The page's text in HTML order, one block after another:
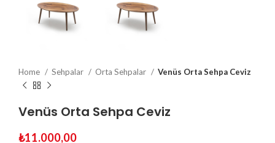
Home Sehpalar Orta Sehpalar Venüs Orta Sehpa Ceviz
Venüs Orta Sehpa Ceviz
₺11.000,00